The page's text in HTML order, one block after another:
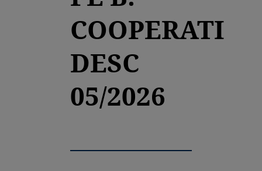
COOPERATI
DESC
05/2026